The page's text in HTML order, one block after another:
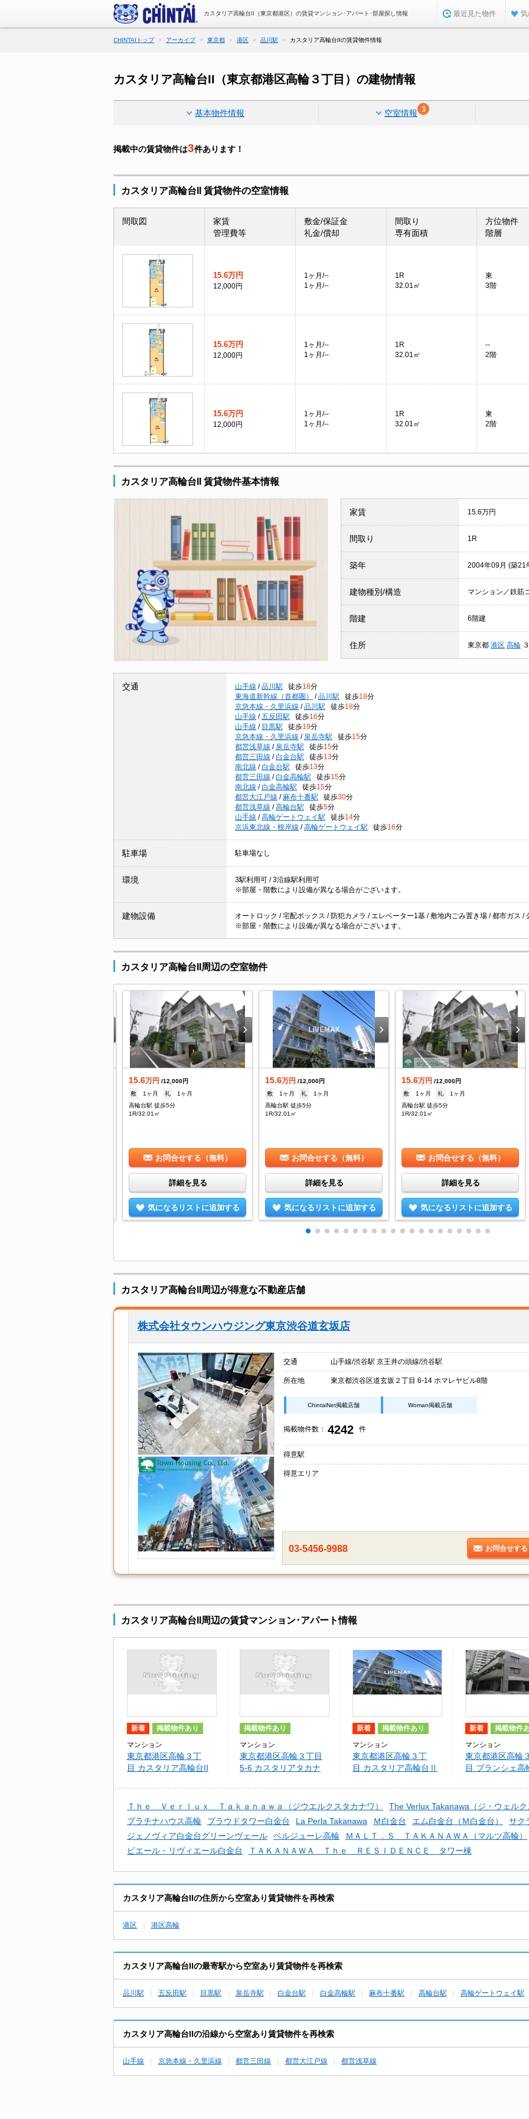
カスタリア高輪台II（東京都港区）の賃貸マンション･アパート･部屋探し情報 最近見た物件 気
CHINTAIトップ アーカイブ 東京都 港区 品川駅 カスタリア高輪台IIの賃貸物件情報
カスタリア高輪台II（東京都港区高輪３丁目）の建物情報
基本物件情報 空室情報 3
掲載中の賃貸物件は3件あります！
カスタリア高輪台II 賃貸物件の空室情報
間取図
家賃
管理費等
敷金/保証金
礼金/償却
間取り
専有面積
方位物件
階層
15.6万円
12,000円
1ヶ月/--
1ヶ月/--
1R
32.01㎡
東
3階
15.6万円
12,000円
1ヶ月/--
1ヶ月/--
1R
32.01㎡
--
2階
15.6万円
12,000円
1ヶ月/--
1ヶ月/--
1R
32.01㎡
東
2階
カスタリア高輪台II 賃貸物件基本情報
家賃 15.6万円
間取り 1R
築年 2004年09月 (築21
建物種別/構造 マンション／鉄筋
階建 6階建
住所 東京都 港区 高輪
交通 山手線 / 品川駅 徒歩18分
東海道新幹線（首都圏）
/ 品川駅 徒歩18分
京急本線・久里浜線 / 品川駅 徒歩18分
山手線 / 五反田駅 徒歩16分
山手線 / 目黒駅 徒歩19分
京急本線・久里浜線 / 泉岳寺駅 徒歩15分
都営浅草線 / 泉岳寺駅 徒歩15分
都営三田線 / 白金台駅 徒歩13分
南北線 / 白金台駅 徒歩13分
都営三田線 / 白金高輪駅 徒歩15分
南北線 / 白金高輪駅 徒歩15分
都営大江戸線 / 麻布十番駅 徒歩30分
都営浅草線 / 高輪台駅 徒歩5分
山手線 / 高輪ゲートウェイ駅 徒歩14分
京浜東北線・根岸線 / 高輪ゲートウェイ駅 徒歩16分
駐車場 駐車場なし
環境
3駅利用可 / 3沿線駅利用可
※部屋・階数により設備が異なる場合がございます。
建物設備
オートロック / 宅配ボックス / 防犯カメラ / エレベーター1基 / 敷地内ごみ置き場 / 都市ガス /
※部屋・階数により設備が異なる場合がございます。
カスタリア高輪台II周辺の空室物件
15.6万円 /12,000円
敷
1ヶ月 礼
1ヶ月
高輪台駅 徒歩5分
1R/32.01㎡
お問合せする（無料）
詳細を見る
気になるリストに追加する
15.6万円 /12,000円
敷
1ヶ月 礼
1ヶ月
高輪台駅 徒歩5分
1R/32.01㎡
お問合せする（無料）
詳細を見る
気になるリストに追加する
15.6万円 /12,000円
敷
1ヶ月 礼
1ヶ月
高輪台駅 徒歩5分
1R/32.01㎡
お問合せする（無料）
詳細を見る
気になるリストに追加する
カスタリア高輪台II周辺が得意な不動産店舗
株式会社タウンハウジング東京渋谷道玄坂店
交通 山手線/渋谷駅 京王井の頭線/渋谷駅
所在地 東京都渋谷区道玄坂２丁目 6-14 ホマレヤビル8階
ChintaiNet掲載店舗 Woman掲載店舗
掲載物件数： 4242 件
得意駅
得意エリア
03-5456-9988 お問合せする
カスタリア高輪台II周辺の賃貸マンション･アパート情報
新着 掲載物件あり
マンション
東京都港区高輪３丁
目 カスタリア高輪台II
掲載物件あり
マンション
東京都港区高輪３丁目
5-6 カスタリアタカナ
新着 掲載物件あり
マンション
東京都港区高輪３丁
目 カスタリア高輪台Ⅱ
新着 掲載物件
マンション
東京都港区高輪
目 ブランシェ高
Ｔｈｅ Ｖｅｒｌｕｘ Ｔａｋａｎａｗａ（ジウエルクスタカナワ）
The Verlux Takanawa（ジ・ウェルク
プラチナハウス高輪
プラウドタワー白金台 La Perla Takanawa Ｍ白金台 エム白金台（Ｍ白金台）
サク
ジェノヴィア白金台グリーンヴェール
ベルジューレ高輪 ＭＡＬＴ．Ｓ ＴＡＫＡＮＡＷＡ（マルツ高輪）
ピエール・リヴィエール白金台
ＴＡＫＡＮＡＷＡ Ｔｈｅ ＲＥＳＩＤＥＮＣＥ タワー棟
カスタリア高輪台IIの住所から空室あり賃貸物件を再検索
港区 港区高輪
カスタリア高輪台IIの最寄駅から空室あり賃貸物件を再検索
品川駅 五反田駅 目黒駅 泉岳寺駅 白金台駅 白金高輪駅 麻布十番駅 高輪台駅 高輪ゲートウェイ駅
カスタリア高輪台IIの沿線から空室あり賃貸物件を再検索
山手線 京急本線・久里浜線 都営三田線 都営大江戸線 都営浅草線